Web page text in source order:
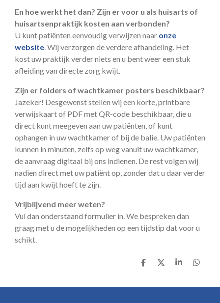
En hoe werkt het dan? Zijn er voor u als huisarts of
huisartsenpraktijk kosten aan verbonden?
U kunt patiënten eenvoudig verwijzen naar onze
website. Wij verzorgen de verdere afhandeling. Het
kost uw praktijk verder niets en u bent weer een stuk
afleiding van directe zorg kwijt.
Zijn er folders of wachtkamer posters beschikbaar?
Jazeker! Desgewenst stellen wij een korte, printbare
verwijskaart of PDF met QR-code beschikbaar, die u
direct kunt meegeven aan uw patiënten, of kunt
ophangen in uw wachtkamer of bij de balie. Uw patiënten
kunnen in minuten, zelfs op weg vanuit uw wachtkamer,
de aanvraag digitaal bij ons indienen. De rest volgen wij
nadien direct met uw patiënt op, zonder dat u daar verder
tijd aan kwijt hoeft te zijn.
Vrijblijvend meer weten?
Vul dan onderstaand formulier in. We bespreken dan
graag met u de mogelijkheden op een tijdstip dat voor u
schikt.
D
e
D
l
S
r
D
e